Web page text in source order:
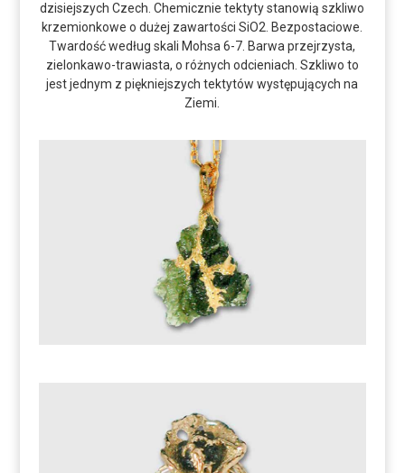
dzisiejszych Czech. Chemicznie tektyty stanowią szkliwo
krzemionkowe o dużej zawartości SiO2. Bezpostaciowe.
Twardość według skali Mohsa 6-7. Barwa przejrzysta,
zielonkawo-trawiasta, o różnych odcieniach. Szkliwo to
jest jednym z piękniejszych tektytów występujących na
Ziemi.